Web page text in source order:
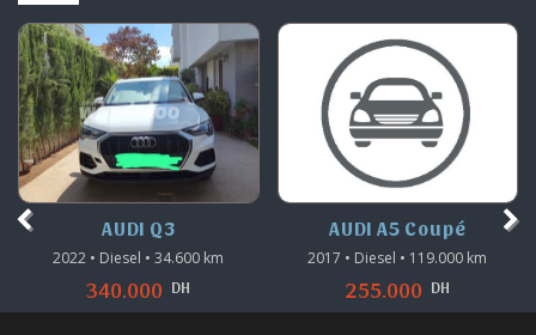
AUDI Q3
2022 • Diesel • 34.600 km
340.000 DH
AUDI A5 Coupé
2017 • Diesel • 119.000 km
255.000 DH